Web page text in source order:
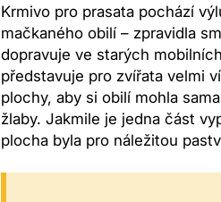
Krmivo pro prasata pochází
mačkaného obilí – zpravidla
dopravuje ve starých
představuje pro zvířata velmi
plochy, aby si obilí mohla
žlaby. Jakmile je jedna část
plocha byla pro náležitou